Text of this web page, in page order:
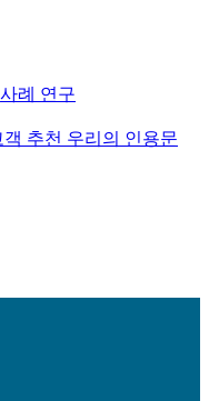
사례 연구
객 추천 우리의 인용문